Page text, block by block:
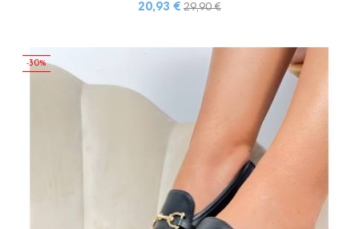
20,93 € 29,90 €
-30%